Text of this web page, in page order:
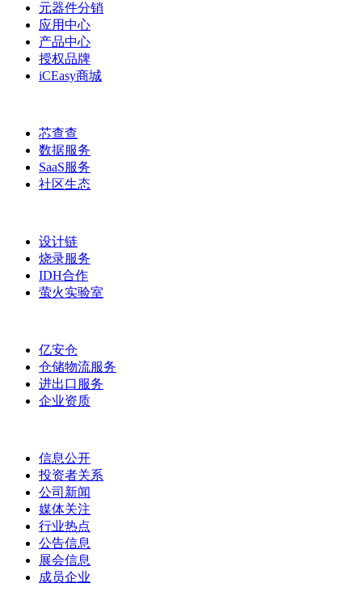
元器件分销
应用中心
产品中心
授权品牌
iCEasy商城
芯查查
数据服务
SaaS服务
社区生态
设计链
烧录服务
IDH合作
萤火实验室
亿安仓
仓储物流服务
进出口服务
企业资质
信息公开
投资者关系
公司新闻
媒体关注
行业热点
公告信息
展会信息
成员企业